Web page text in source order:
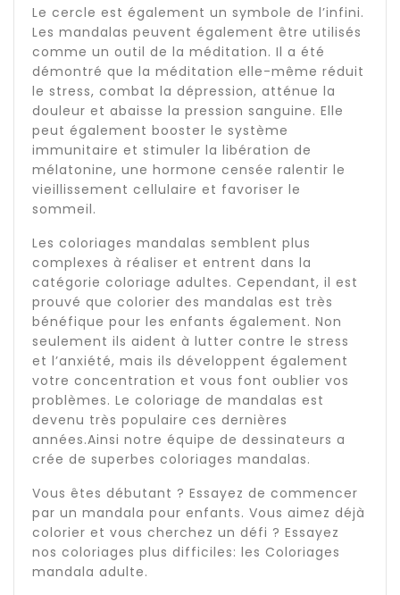
Le cercle est également un symbole de l’infini.
Les mandalas peuvent également être utilisés
comme un outil de la méditation. Il a été
démontré que la méditation elle-même réduit
le stress, combat la dépression, atténue la
douleur et abaisse la pression sanguine. Elle
peut également booster le système
immunitaire et stimuler la libération de
mélatonine, une hormone censée ralentir le
vieillissement cellulaire et favoriser le
sommeil.
Les coloriages mandalas semblent plus
complexes à réaliser et entrent dans la
catégorie coloriage adultes. Cependant, il est
prouvé que colorier des mandalas est très
bénéfique pour les enfants également. Non
seulement ils aident à lutter contre le stress
et l’anxiété, mais ils développent également
votre concentration et vous font oublier vos
problèmes. Le coloriage de mandalas est
devenu très populaire ces dernières
années.Ainsi notre équipe de dessinateurs a
crée de superbes coloriages mandalas.
Vous êtes débutant ? Essayez de commencer
par un mandala pour enfants. Vous aimez déjà
colorier et vous cherchez un défi ? Essayez
nos coloriages plus difficiles: les Coloriages
mandala adulte.